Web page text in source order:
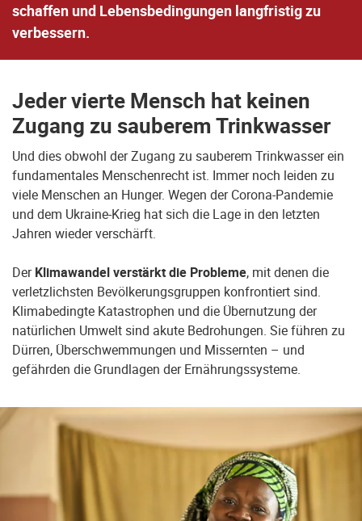
schaffen und Lebensbedingungen langfristig zu
verbessern.
Jeder vierte Mensch hat keinen
Zugang zu sauberem Trinkwasser
Und dies obwohl der Zugang zu sauberem Trinkwasser ein
fundamentales Menschenrecht ist. Immer noch leiden zu
viele Menschen an Hunger. Wegen der Corona-Pandemie
und dem Ukraine-Krieg hat sich die Lage in den letzten
Jahren wieder verschärft.
DerKlimawandel verstärkt die Probleme, mit denen die
verletzlichsten Bevölkerungsgruppen konfrontiert sind.
Klimabedingte Katastrophen und die Übernutzung der
natürlichen Umwelt sind akute Bedrohungen. Sie führen zu
Dürren, Überschwemmungen und Missernten – und
gefährden die Grundlagen der Ernährungssysteme.